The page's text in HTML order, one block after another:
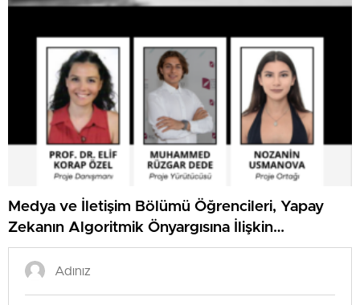
Medya ve İletişim Bölümü Öğrencileri, Yapay
Zekanın Algoritmik Önyargısına İlişkin
Farkındalık Düzeylerini Araştıracak